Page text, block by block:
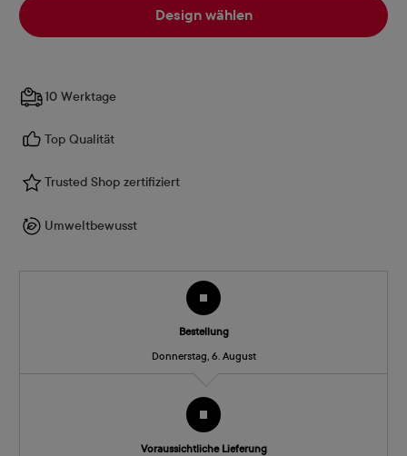
Design wählen
10 Werktage
Top Qualität
Trusted Shop zertifiziert
Umweltbewusst
Bestellung
Donnerstag, 6. August
Voraussichtliche Lieferung